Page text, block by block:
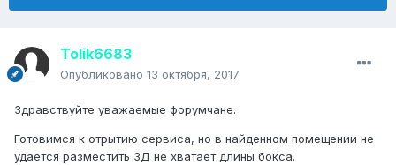
Tolik6683
Опубликовано 13 октября, 2017
Здравствуйте уважаемые форумчане.
Готовимся к отрытию сервиса, но в найденном помещении не
удается разместить 3Д не хватает длины бокса.